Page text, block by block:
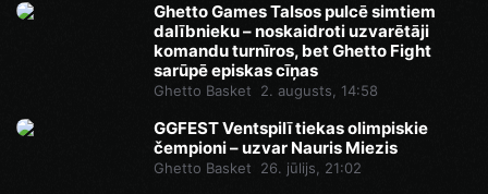
Ghetto Games Talsos pulcē simtiem
dalībnieku – noskaidroti uzvarētāji
komandu turnīros, bet Ghetto Fight
sarūpē episkas cīņas
Ghetto Basket 2. augusts, 14:58
GGFEST Ventspilī tiekas olimpiskie
čempioni – uzvar Nauris Miezis
Ghetto Basket 26. jūlijs, 21:02